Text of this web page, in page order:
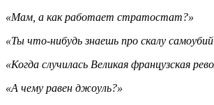
«Мам, а как работает стратостат?»
«Ты что-нибудь знаешь про скалу
«Когда случилась Великая французская
«А чему равен джоуль?»